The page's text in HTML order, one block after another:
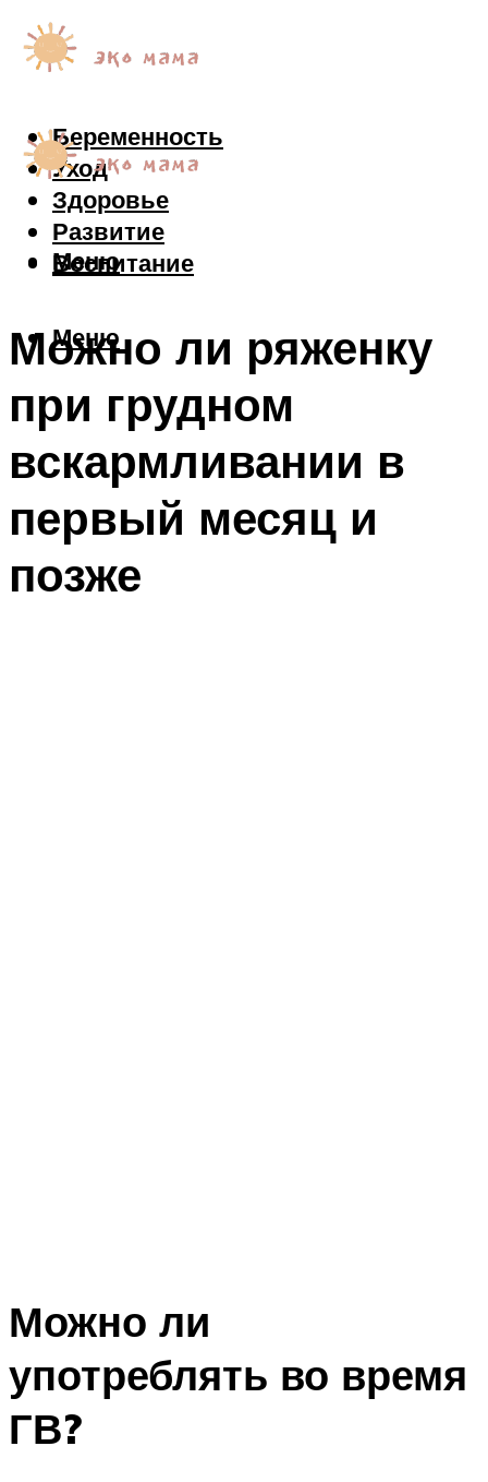
Беременность
Уход
Здоровье
Развитие
Воспитание
Меню
Меню
Можно ли ряженку
при грудном
вскармливании в
первый месяц и
позже
Можно ли
употреблять во время
ГВ?